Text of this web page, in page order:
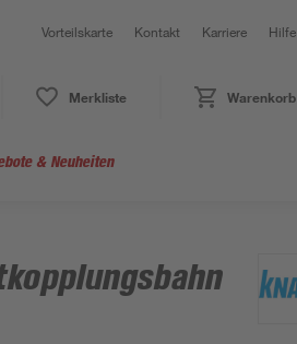
Vorteilskarte Kontakt Karriere Hilfe
Merkliste Warenkorb
& Neuheiten